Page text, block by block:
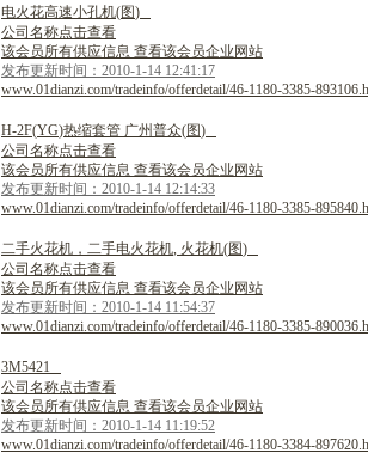
电火花高速小孔机(图)
公司名称点击查看
该会员所有供应信息 查看该会员企业网站
发布更新时间：2010-1-14 12:41:17
www.01dianzi.com/tradeinfo/offerdetail/46-1180-3385-
H-2F(YG)热缩套管 广州普众(图)
公司名称点击查看
该会员所有供应信息 查看该会员企业网站
发布更新时间：2010-1-14 12:14:33
www.01dianzi.com/tradeinfo/offerdetail/46-1180-3385-
二手火花机 ， 二手电火花机, 火花机(图)
公司名称点击查看
该会员所有供应信息 查看该会员企业网站
发布更新时间：2010-1-14 11:54:37
www.01dianzi.com/tradeinfo/offerdetail/46-1180-3385-
3M5421
公司名称点击查看
该会员所有供应信息 查看该会员企业网站
发布更新时间：2010-1-14 11:19:52
www.01dianzi.com/tradeinfo/offerdetail/46-1180-3384-